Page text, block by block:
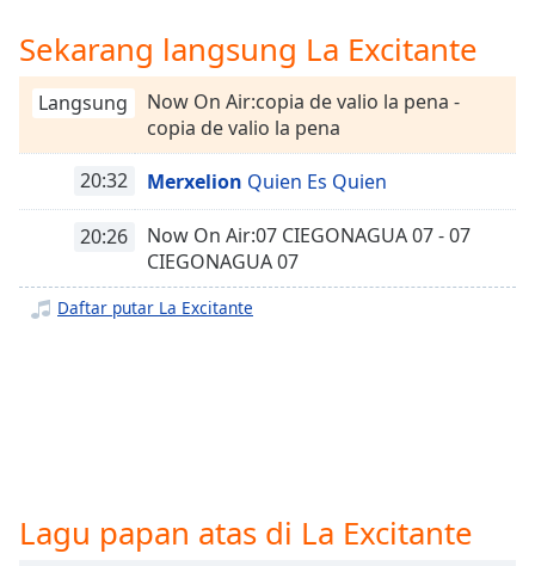
Playback
Rate
Chapters
Chapters
Descriptions
descriptions
off,
settings
Sekarang langsung La Excitante
Langsung
Now On Air:copia de valio la pena -
copia de valio la pena
20:32 Merxelion Quien Es Quien
20:26
Now On Air:07 CIEGONAGUA 07 - 07
CIEGONAGUA 07
Daftar putar La Excitante
Lagu papan atas di La Excitante